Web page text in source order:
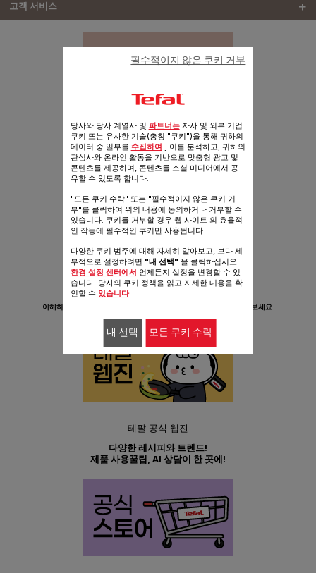
고객 서비스
고객 지원 센터
메일문의SEB2@GROUPESEB.COM
대표번호 080-523-4711
상담시간 09:00 ~ 18:00
테팔 고객경험 연구소
테팔 제품을 더 쉽게 사용하는 방법.
이해하기 쉬운 숏츠 영상으로 언제 어디서나 빠르게 궁금증을 해결해보세요.
테팔 공식 웹진
다양한 레시피와 트렌드!
제품 사용꿀팁, AI 상담이 한 곳에!
당사와 당사 계열사 및 파트너는자사 및 외부 기업
쿠키 또는 유사한 기술(총칭 "쿠키")을 통해 귀하의
데이터 중 일부를 수집하여 ] 이를 분석하고, 귀하의
관심사와 온라인 활동을 기반으로 맞춤형 광고 및
콘텐츠를 제공하며, 콘텐츠를 소셜 미디어에서 공
유할 수 있도록 합니다.
"모든 쿠키 수락" 또는 "필수적이지 않은 쿠키 거
부"를 클릭하여 위의 내용에 동의하거나 거부할 수
있습니다. 쿠키를 거부할 경우 웹 사이트 의 효율적
인 작동에 필수적인 쿠키만 사용됩니다.
다양한 쿠키 범주에 대해 자세히 알아보고, 보다 세
부적으로 설정하려면 "내 선택" 을 클릭하십시오.
환경 설정 센터에서 언제든지 설정을 변경할 수 있
습니다. 당사의 쿠키 정책을 읽고 자세한 내용을 확
인할 수 있습니다.
필수적이지 않은 쿠키 거부
내 선택 모든 쿠키 수락